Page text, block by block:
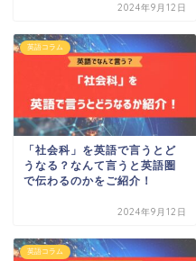
2024年9月12日
英語コラム
「社会科」を英語で言うとど
うなる？なんて言うと英語圏
で伝わるのかをご紹介！
2024年9月12日
英語コラム